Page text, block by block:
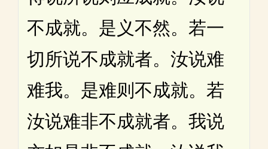
不成就。是义不然。若一
切所说不成就者。汝说难
难我。是难则不成就。若
汝说难非不成就者。我说